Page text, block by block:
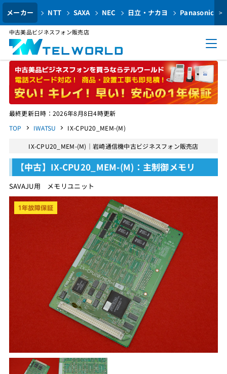
メーカー NTT SAXA NEC 日立・ナカヨ Panasonic >
中古美品ビジネスフォン販売店
最終更新日時：2026年8月8日4時更新
TOP
IWATSU IX-CPU20_MEM-(M)
IX-CPU20_MEM-(M)｜岩崎通信機中古ビジネスフォン販売店
【中古】IX-CPU20_MEM-(M)：主制御メモリ
SAVAJU用 メモリユニット